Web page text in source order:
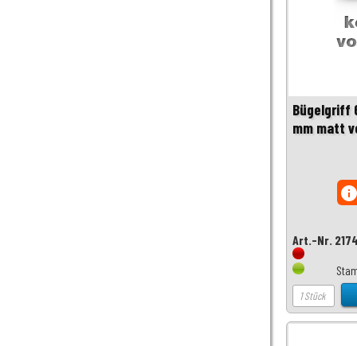
Bügelgriff
mm matt
Art.-Nr.